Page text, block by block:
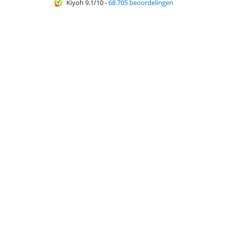
Kiyoh 9.1/10-68.705 beoordelingen